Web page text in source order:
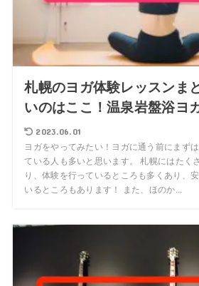
札幌のヨガ体験レッスンま
いのはここ！温泉岩盤浴ヨ
2023.06.01
ヨガをやってみたい！ヨガに通う前にまず
ている人も多いと思います。 札幌にはたく
り、体験を行っているところも多くあり、
いるところもあります！ また、ほのか...